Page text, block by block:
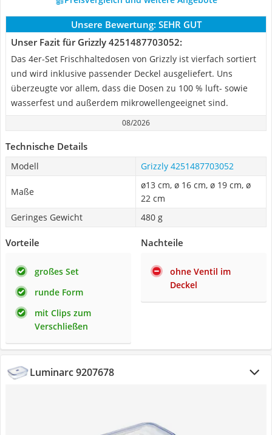
Unsere Bewertung: SEHR GUT
Unser Fazit für Grizzly 4251487703052:
Das 4er-Set Frischhaltedosen von Grizzly ist vierfach sortiert
und wird inklusive passender Deckel ausgeliefert. Uns
überzeugte vor allem, dass die Dosen zu 100 % luft- sowie
wasserfest und außerdem mikrowellengeeignet sind.
08/2026
Technische Details
Modell Grizzly 4251487703052
Maße
ø13 cm, ø 16 cm, ø 19 cm, ø
22 cm
Geringes Gewicht
480 g
Vorteile
großes Set
runde Form
mit Clips zum
Verschließen
Nachteile
ohne Ventil im
Deckel
Luminarc ‎9207678